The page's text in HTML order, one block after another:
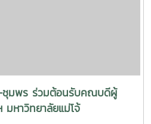
รงงาน นอกจากนี้ ยังมุ่งส่งเสริมให้
ปฏิบัติงาน แหล่งเรียนรู้ แหล่ง
ำหรับนักศึกษา เพื่อเปิดโอกาสให้
ชุมพร ร่วมต้อนรับคณบดีผู้
มหาวิทยาลัยแม่โจ้